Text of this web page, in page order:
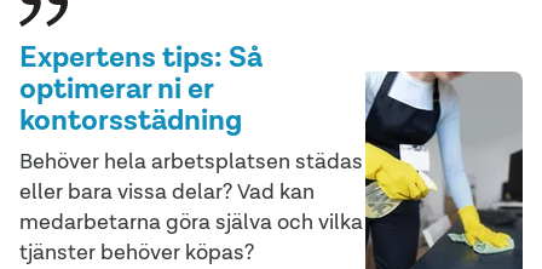
Expertens tips: Så
optimerar ni er
kontorsstädning
Behöver hela arbetsplatsen städas
eller bara vissa delar? Vad kan
medarbetarna göra själva och vilka
tjänster behöver köpas?